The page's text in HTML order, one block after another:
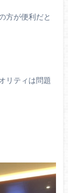
方が便利だと
リティは問題